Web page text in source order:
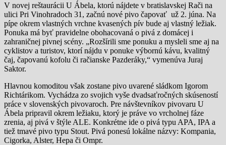
V novej reštaurácii U Ábela, ktorú nájdete v bratislavskej Rači na
ulici Pri Vinohradoch 31, začnú nové pivo čapovať už 2. júna. Na
pípe okrem vlastných vrchne kvasených pív bude aj vlastný ležiak.
Ponuka má byť pravidelne obohacovaná o pivá z domácej i
zahraničnej pivnej scény. „Rozšírili sme ponuku a mysleli sme aj na
cyklistov a turistov, ktorí nájdu v ponuke výbornú kávu, kvalitný
čaj, čapovanú kofolu či račianske Pazderáky,“ vymenúva Juraj
Saktor.
Hlavnou komoditou však zostane pivo uvarené sládkom Igorom
Richtárikom. Vychádza zo svojich vyše dvadsaťročných skúseností
práce v slovenských pivovaroch. Pre návštevníkov pivovaru U
Ábela pripravil okrem ležiaku, ktorý je práve vo vrcholnej fáze
zrenia, aj pivá v štýle ALE. Konkrétne ide o pivá typu APA, IPA a
tiež tmavé pivo typu Stout. Pivá ponesú lokálne názvy: Kompania,
Cigorka, Alster, Hepa či Ompr.